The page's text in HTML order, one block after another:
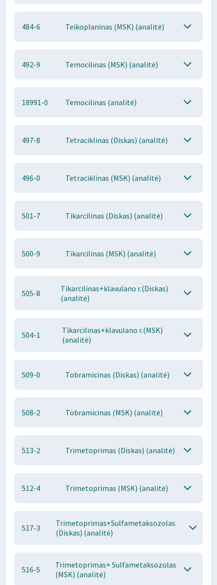
484-6 Teikoplaninas (MSK) (analitė)
492-9 Temocilinas (MSK) (analitė)
18991-0 Temocilinas (analitė)
497-8 Tetraciklinas (Diskas) (analitė)
496-0 Tetraciklinas (MSK) (analitė)
501-7 Tikarcilinas (Diskas) (analitė)
500-9 Tikarcilinas (MSK) (analitė)
505-8
Tikarcilinas+klavulano r.(Diskas)
(analitė)
504-1
Tikarcilinas+klavulano r.(MSK)
(analitė)
509-0 Tobramicinas (Diskas) (analitė)
508-2 Tobramicinas (MSK) (analitė)
513-2 Trimetoprimas (Diskas) (analitė)
512-4 Trimetoprimas (MSK) (analitė)
517-3
Trimetoprimas+Sulfametaksozolas
(Diskas) (analitė)
516-5
Trimetoprimas+ Sulfametaksozolas
(MSK) (analitė)